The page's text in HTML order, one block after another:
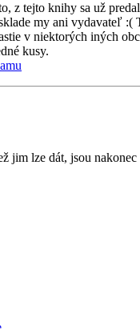
z tejto knihy sa už
my ani vydavateľ :(
v niektorých iných
kusy.
jim lze dát, jsou nakonec